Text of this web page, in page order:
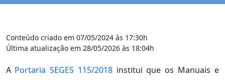
Conteúdo criado em 07/05/2024 às 17:30h
Última atualização em 28/05/2026 às 18:04h
A Portaria SEGES 115/2018 institui que os Manuais e